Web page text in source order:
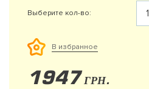
Выберите кол-во:
В избранное
1947 ГРН.